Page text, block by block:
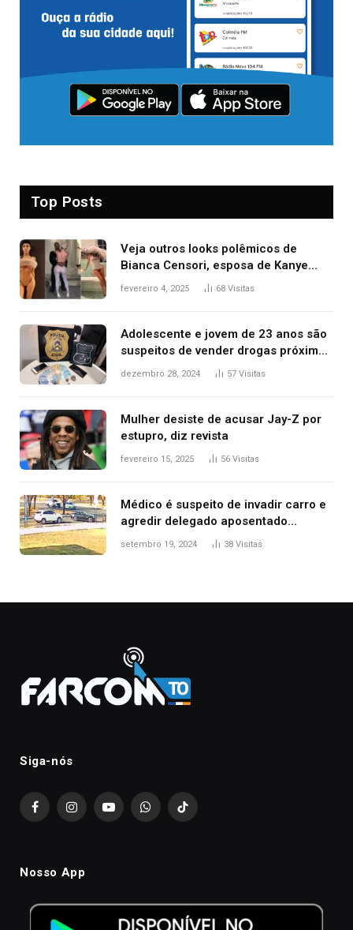
Top Posts
Veja outros looks polêmicos de
Bianca Censori, esposa de Kanye
West que apareceu nua no Grammy
fevereiro 4, 2025 68 Visitas
Adolescente e jovem de 23 anos são
suspeitos de vender drogas próximo
de delegacia e escola, diz polícia
dezembro 28, 2024 57 Visitas
Mulher desiste de acusar Jay-Z por
estupro, diz revista
fevereiro 15, 2025 56 Visitas
Médico é suspeito de invadir carro e
agredir delegado aposentado
durante confusão no trânsito
setembro 19, 2024 38 Visitas
Siga-nós
FacebookInstagramYouTubeWhatsAppTikTok
Nosso App